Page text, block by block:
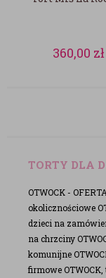
360,00 zł
TORTY DLA
OTWOCK -
okolicznościowe
dzieci na
na chrzciny
komunijne
firmowe